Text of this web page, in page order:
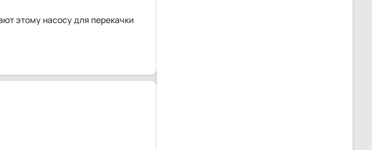
этому насосу для перекачки